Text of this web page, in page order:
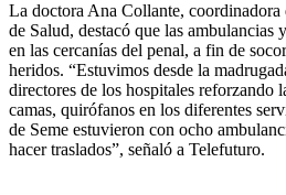
La doctora Ana Collante, coordinadora
de Salud, destacó que las ambulancias
en las cercanías del penal, a fin de
heridos. “Estuvimos desde la
directores de los hospitales reforzando
camas, quirófanos en los diferentes
de Seme estuvieron con ocho
hacer traslados”, señaló a Telefuturo.